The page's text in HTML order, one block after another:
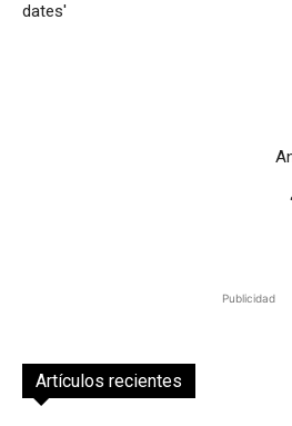
dates'
Publicidad
Artículos recientes